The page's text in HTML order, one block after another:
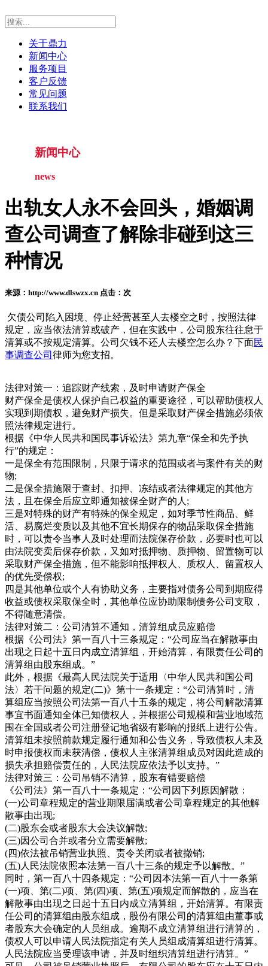
关于鼎力
新闻中心
服务项目
客户反馈
常见问题
联系我们
新闻中心
news
出轨女人永不会回头，婚姻调
查公司调查了解除非碰到这三
种情况
来源：http://www.dlswzx.cn 点击： 次
欠债公司陷入困境、停止经营甚至人去楼空之时，按照法律
规定，应当依法清算或破产，但在实践中，公司股东往往怠于
清算或不按规定清算。公司欠钱不还人去楼空怎么办？下面民
事调查公司 律师为您支招。
法律对策一：追踪财产线索，及时申请财产保全
财产保全是债权人保护自己权益的重要途径，可以帮助债权人
实现到期债权，避免财产损失。但是采取财产保全措施必须依
照法律规定进行。
根据《中华人民共和国民事诉讼法》第九章“保全和先予执
行”的规定：
一是保全有范围限制，只限于请求的范围或者与案件有关的财
物;
二是保全措施限于查封、扣押、冻结或者法律规定的其他方
法，且在保全后应立即通知被保全财产的人;
三是对特殊的财产有特殊的保全规定，如对季节性商品、鲜
活、易腐烂变质以及其他不宜长期保存的物品采取保全措施
时，可以责令当事人及时处理而法院保存价款，必要时也可以
由法院变卖后保存价款，又如对抵押物、质押物、留置物可以
采取财产保全措施，但不能影响抵押权人、质权人、留置权人
的优先受偿权;
四是其他单位或个人有协助义务，主要指对债务公司到期应得
收益或债权采取保全时，其他单位应协助限制债务公司支取，
不得随意清偿。
法律对策二：公司清算不通知，清算组成员应赔偿
根据《公司法》第一百八十三条规定：“公司应当在解散事由
出现之日起十五日内成立清算组，开始清算，有限责任公司的
清算组由股东组成。”
此外，根据《最高人民法院关于适用〈中华人民共和国公司
法〉若干问题的规定(二)》第十一条规定：“公司清算时，清
算组应当按照公司法第一百八十五条的规定，将公司解散清算
事宜书面通知全体已知债权人，并根据公司规模和营业地域范
围在全国或者公司注册登记地省级有影响的报纸上进行公告。
清算组未按照前款规定履行通知和公告义务，导致债权人未及
时申报债权而未获清偿，债权人主张清算组成员对因此造成的
损失承担赔偿责任的，人民法院应依法予以支持。”
法律对策三：公司吊销不清算，股东有错要赔偿
《公司法》第一百八十一条规定：“公司因下列原因解散：
(一)公司章程规定的营业期限届满或者公司章程规定的其他解
散事由出现;
(二)股东会或者股东大会决议解散;
(三)因公司合并或者分立需要解散;
(四)依法被吊销营业执照、责令关闭或者被撤销;
(五)人民法院依照本法第一百八十三条的规定予以解散。”
同时，第一百八十四条规定：“公司因本法第一百八十一条第
(一)项、第(二)项、第(四)项、第(五)项规定而解散的，应当在
解散事由出现之日起十五日内成立清算组，开始清算。有限责
任公司的清算组由股东组成，股份有限公司的清算组由董事或
者股东大会确定的人员组成。逾期不成立清算组进行清算的，
债权人可以申请人民法院指定有关人员组成清算组进行清算。
人民法院应当受理该申请，并及时组织清算组进行清算。”